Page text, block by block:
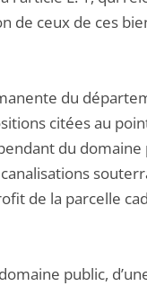
ceux de ces
du
citées au
du
de la parcelle
public,